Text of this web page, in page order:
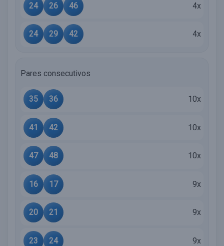
24 26 46 4x
24 29 42 4x
Pares consecutivos
35 36 10x
41 42 10x
47 48 10x
16 17 9x
20 21 9x
23 24 9x